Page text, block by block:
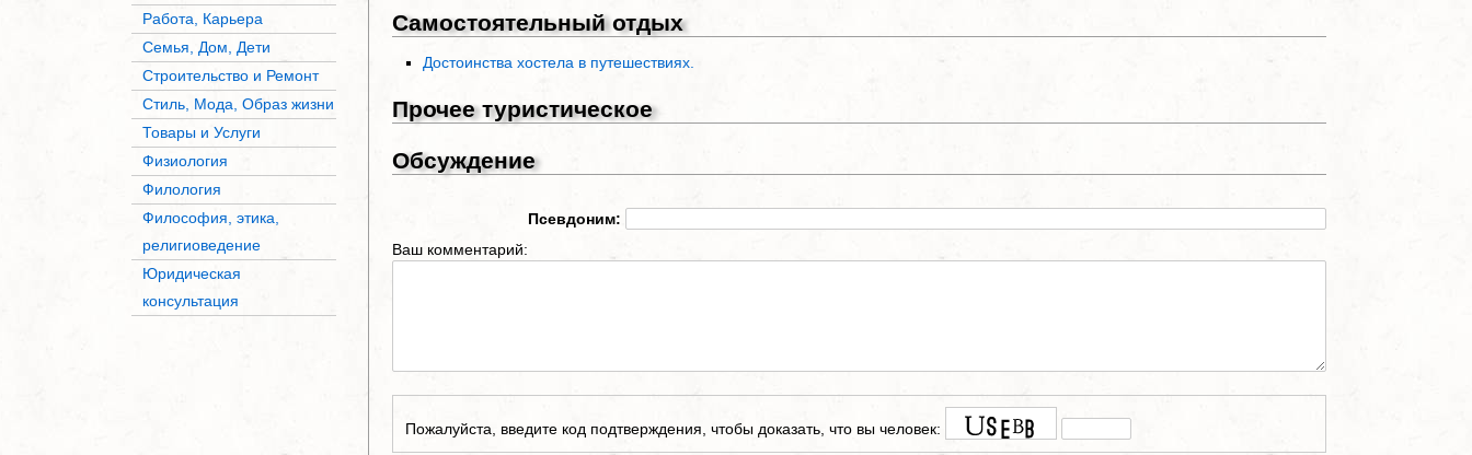
Работа, Карьера
Семья, Дом, Дети
Строительство и Ремонт
Стиль, Мода, Образ жизни
Товары и Услуги
Физиология
Филология
Философия, этика,
религиоведение
Юридическая
консультация
Самостоятельный отдых
Достоинства хостела в путешествиях.
Прочее туристическое
Обсуждение
Псевдоним:
Ваш комментарий:
Пожалуйста, введите код подтверждения, чтобы доказать, что вы человек: